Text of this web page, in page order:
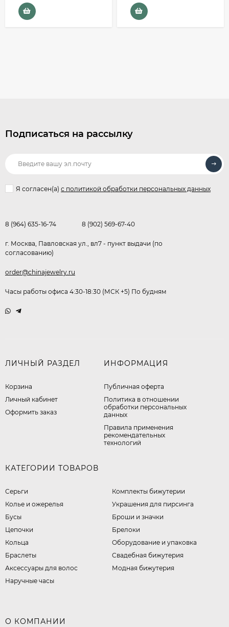
Подписаться на рассылку
Я согласен(a) с политикой обработки персональных данных
8 (964) 635-16-74 8 (902) 569-67-40
г. Москва, Павловская ул., вл7 - пункт выдачи (по
согласованию)
order@chinajewelry.ru
Часы работы офиса 4:30-18:30 (МСК +5) По будням
ЛИЧНЫЙ РАЗДЕЛ
Корзина
Личный кабинет
Оформить заказ
ИНФОРМАЦИЯ
Публичная оферта
​Политика в отношении
обработки персональных
данных
Правила применения
рекомендательных
технологий
КАТЕГОРИИ ТОВАРОВ
Серьги
Колье и ожерелья
Бусы
Цепочки
Кольца
Браслеты
Аксессуары для волос
Наручные часы
Комплекты бижутерии
Украшения для пирсинга
Броши и значки
Брелоки
Оборудование и упаковка
Свадебная бижутерия
Модная бижутерия
О КОМПАНИИ